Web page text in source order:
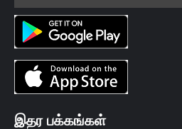
இதர பக்கங்கள்